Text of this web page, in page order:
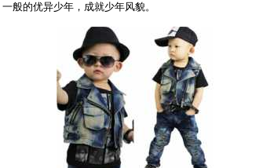
一般的优异少年，成就少年风貌。